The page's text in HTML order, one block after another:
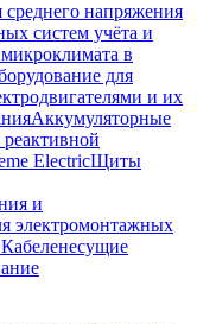
среднего напряжения
систем учёта и
в
для
и их
Аккумуляторные
ElectricЩиты
и
электромонтажных
Кабеленесущие